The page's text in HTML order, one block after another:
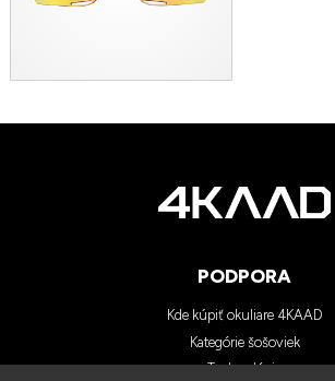
PODPORA
Kde kúpiť okuliare 4KAAD
Kategórie šošoviek
Technológia